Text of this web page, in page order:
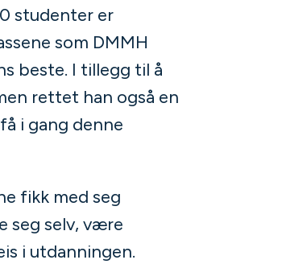
studenter er
som DMMH
beste. I tillegg til å
rettet han også en
i gang denne
fikk med seg
seg selv, være
i utdanningen.